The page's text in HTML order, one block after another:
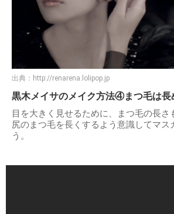
出典： http://renarena.lolipop.jp
黒木メイサのメイク方法④まつ毛は長
目を大きく見せるために、まつ毛の長さ
尻のまつ毛を長くするよう意識してマス
う。